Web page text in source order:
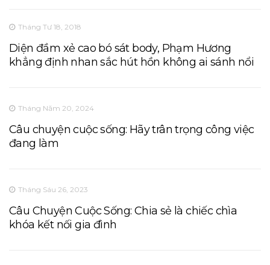
Tháng Tư 18, 2018
Diện đầm xẻ cao bó sát body, Phạm Hương
khẳng định nhan sắc hút hồn không ai sánh nổi
Tháng Năm 20, 2024
Câu chuyện cuộc sống: Hãy trân trọng công việc
đang làm
Tháng Sáu 26, 2023
Câu Chuyện Cuộc Sống: Chia sẻ là chiếc chìa
khóa kết nối gia đình